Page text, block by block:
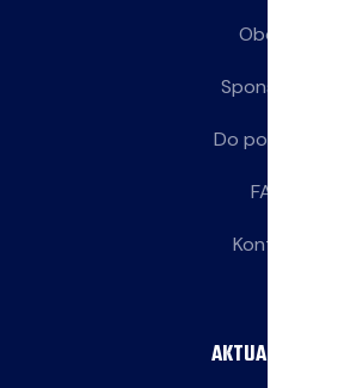
Obozy
Sponsorzy
Do pobrania
FAQ
Kontakt
AKTUALNOŚCI